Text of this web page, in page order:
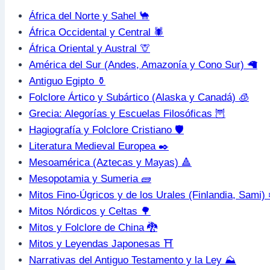
África del Norte y Sahel 🐪
África Occidental y Central 🕷️
África Oriental y Austral 🦒
América del Sur (Andes, Amazonía y Cono Sur) 🦙
Antiguo Egipto ⚱️
Folclore Ártico y Subártico (Alaska y Canadá) 🧊
Grecia: Alegorías y Escuelas Filosóficas 🦉
Hagiografía y Folclore Cristiano 🛡️
Literatura Medieval Europea ✒️
Mesoamérica (Aztecas y Mayas) 🔺
Mesopotamia y Sumeria 🧱
Mitos Fino-Úgricos y de los Urales (Finlandia, Sami)
Mitos Nórdicos y Celtas 🌳
Mitos y Folclore de China 🐉
Mitos y Leyendas Japonesas ⛩️
Narrativas del Antiguo Testamento y la Ley ⛰️